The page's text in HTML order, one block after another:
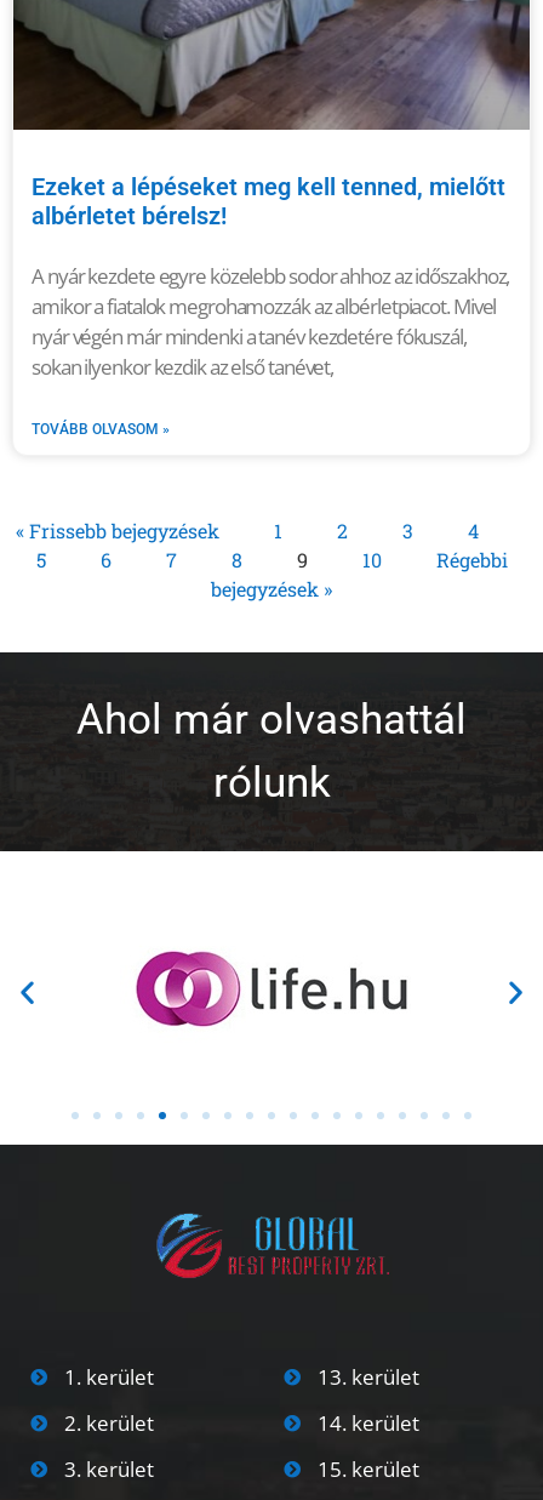
Ezeket a lépéseket meg kell tenned, mielőtt
albérletet bérelsz!
A nyár kezdete egyre közelebb sodor ahhoz az időszakhoz,
amikor a fiatalok megrohamozzák az albérletpiacot. Mivel
nyár végén már mindenki a tanév kezdetére fókuszál,
sokan ilyenkor kezdik az első tanévet,
TOVÁBB OLVASOM »
« Frissebb bejegyzések 1 2 3
4
5
6 7 8 9 10
Régebbi
bejegyzések »
Ahol már olvashattál
rólunk
1. kerület
2. kerület
3. kerület
13. kerület
14. kerület
15. kerület